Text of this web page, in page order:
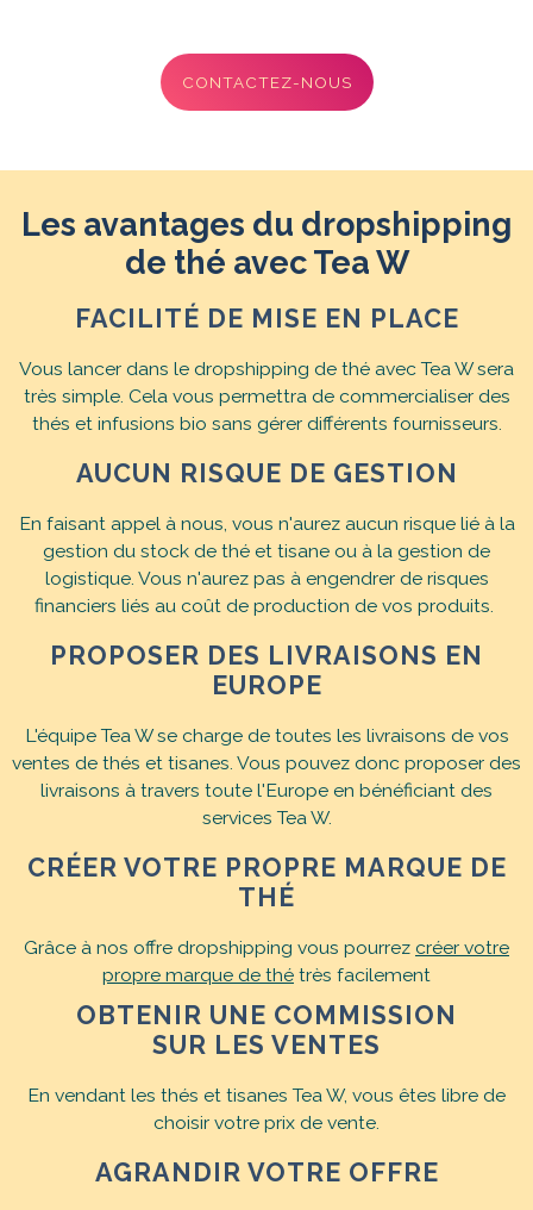
CONTACTEZ-NOUS
Les avantages du dropshipping
de thé avec Tea W
FACILITÉ DE MISE EN PLACE
Vous lancer dans le dropshipping de thé avec Tea W sera
très simple. Cela vous permettra de commercialiser des
thés et infusions bio sans gérer différents fournisseurs.
AUCUN RISQUE DE GESTION
En faisant appel à nous, vous n'aurez aucun risque lié à la
gestion du stock de thé et tisane ou à la gestion de
logistique. Vous n'aurez pas à engendrer de risques
financiers liés au coût de production de vos produits.
PROPOSER DES LIVRAISONS EN
EUROPE
L'équipe Tea W se charge de toutes les livraisons de vos
ventes de thés et tisanes. Vous pouvez donc proposer des
livraisons à travers toute l'Europe en bénéficiant des
services Tea W.
CRÉER VOTRE PROPRE MARQUE DE
THÉ
Grâce à nos offre dropshipping vous pourrez créer votre
propre marque de thé très facilement
OBTENIR UNE COMMISSION
SUR LES VENTES
En vendant les thés et tisanes Tea W, vous êtes libre de
choisir votre prix de vente.
AGRANDIR VOTRE OFFRE